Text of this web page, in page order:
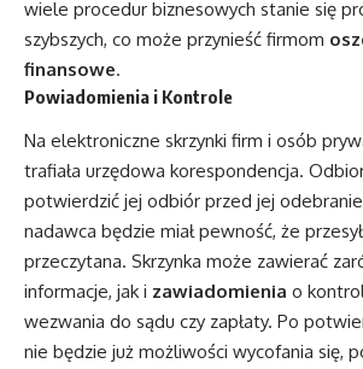
wiele procedur biznesowych stanie się
szybszych, co może przynieść firmom
finansowe.
Powiadomienia i Kontrole
Na elektroniczne skrzynki firm i osób
trafiała urzędowa korespondencja.
potwierdzić jej odbiór przed jej
nadawca będzie miał pewność, że
przeczytana. Skrzynka może zawierać
informacje, jak i zawiadomienia o
wezwania do sądu czy zapłaty. Po
nie będzie już możliwości wycofania się,